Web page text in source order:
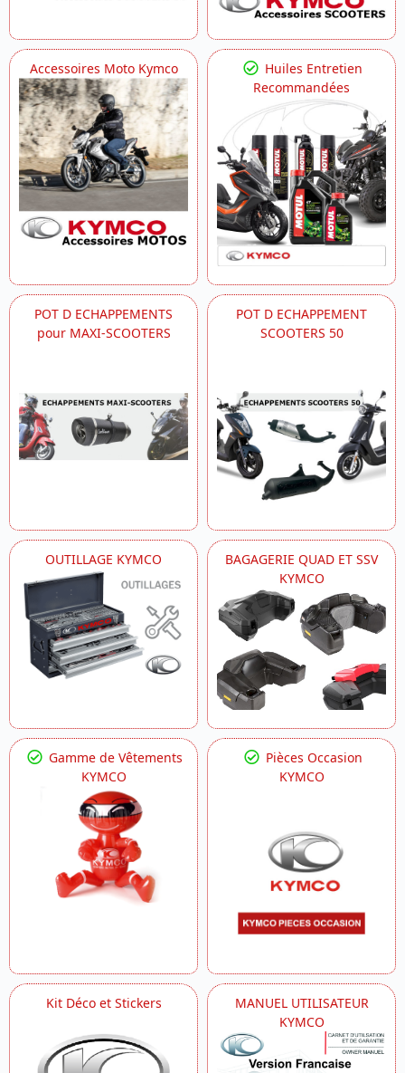
Accessoires Moto Kymco
Huiles Entretien
Recommandées
POT D ECHAPPEMENTS
pour MAXI-SCOOTERS
POT D ECHAPPEMENT
SCOOTERS 50
OUTILLAGE KYMCO
BAGAGERIE QUAD ET SSV
KYMCO
Gamme de Vêtements
KYMCO
Pièces Occasion
KYMCO
Kit Déco et Stickers
MANUEL UTILISATEUR
KYMCO